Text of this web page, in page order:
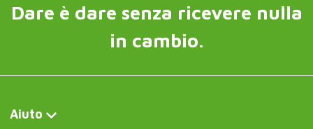
Dare è dare senza ricevere nulla
in cambio.
Aiuto